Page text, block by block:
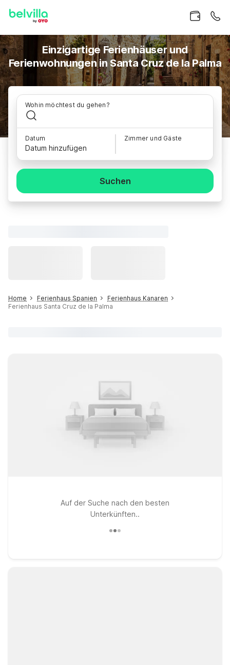
Einzigartige Ferienhäuser und
Ferienwohnungen in Santa Cruz de la Palma
Wohin möchtest du gehen?
Datum
Datum hinzufügen
Zimmer und Gäste
Suchen
Home Ferienhaus Spanien
Ferienhaus Kanaren
Ferienhaus Santa Cruz de la Palma
Auf der Suche nach den besten
Unterkünften..